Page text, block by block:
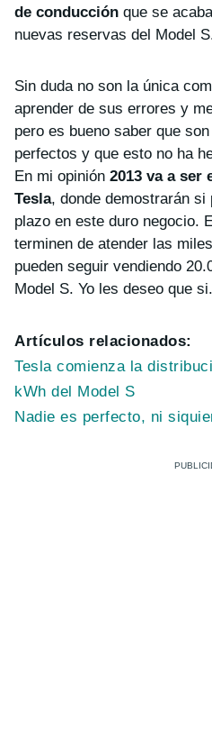
de conducción que se
nuevas reservas del Model
Sin duda no son la única
aprender de sus errores y
pero es bueno saber que
perfectos y que esto no ha
En mi opinión 2013 va a ser
Tesla, donde demostrarán si
plazo en este duro negocio.
terminen de atender las
pueden seguir vendiendo
Model S. Yo les deseo que si.
Artículos relacionados:
Tesla comienza la
kWh del Model S
Nadie es perfecto, ni